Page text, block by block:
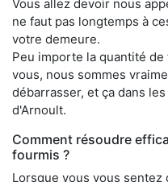
Vous allez devoir nous
ne faut pas longtemps à
votre demeure.
Peu importe la quantité
vous, nous sommes
débarrasser, et ça dans
d'Arnoult.
Comment résoudre
fourmis ?
Lorsque vous vous